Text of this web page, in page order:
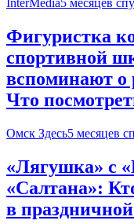
InterMedia5 месяцев
Фигуристка
спортивной
вспоминают о
Что
Омск Здесь5 месяцев
«Лягушка» с
«Салтана»:
в